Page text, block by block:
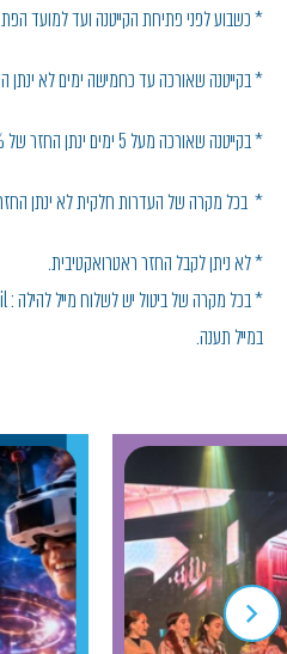
* כשבוע לפני פתיחת הקייטנה ועד למועד
* בקייטנה שאורכה עד כחמישה ימים לא
* בקייטנה שאורכה מעל 5 ימים ינתן החזר של 70% עבור הימים שבוטלו.
* בכל מקרה של העדרות חלקית לא ינתן
* לא ניתן לקבל החזר ראטרואקטיבית.
במייל תענה.